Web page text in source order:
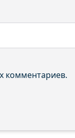
комментариев.